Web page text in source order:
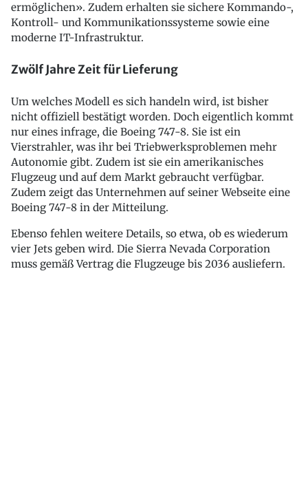
ermöglichen». Zudem erhalten sie sichere Kommando-,
Kontroll- und Kommunikationssysteme sowie eine
moderne IT-Infrastruktur.
Zwölf Jahre Zeit für Lieferung
Um welches Modell es sich handeln wird, ist bisher
nicht offiziell bestätigt worden. Doch eigentlich kommt
nur eines infrage, die Boeing 747-8. Sie ist ein
Vierstrahler, was ihr bei Triebwerksproblemen mehr
Autonomie gibt. Zudem ist sie ein amerikanisches
Flugzeug und auf dem Markt gebraucht verfügbar.
Zudem zeigt das Unternehmen auf seiner Webseite eine
Boeing 747-8 in der Mitteilung.
Ebenso fehlen weitere Details, so etwa, ob es wiederum
vier Jets geben wird. Die Sierra Nevada Corporation
muss gemäß Vertrag die Flugzeuge bis 2036 ausliefern.